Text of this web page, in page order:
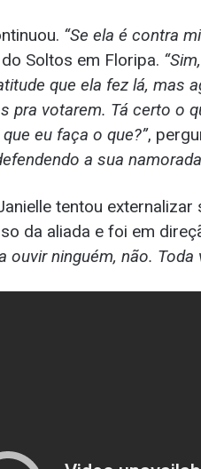
“Se ela é contra
Soltos em Floripa.
que ela fez lá, mas
pra votarem. Tá certo o
que eu faça o que?”,
a sua
tentou
da aliada e foi em
ouvir ninguém, não. Toda